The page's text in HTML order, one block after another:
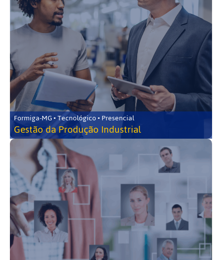
Formiga-MG • Tecnológico • Presencial
Gestão da Produção Industrial